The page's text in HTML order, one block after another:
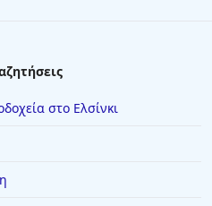
στο Ελσίνκι